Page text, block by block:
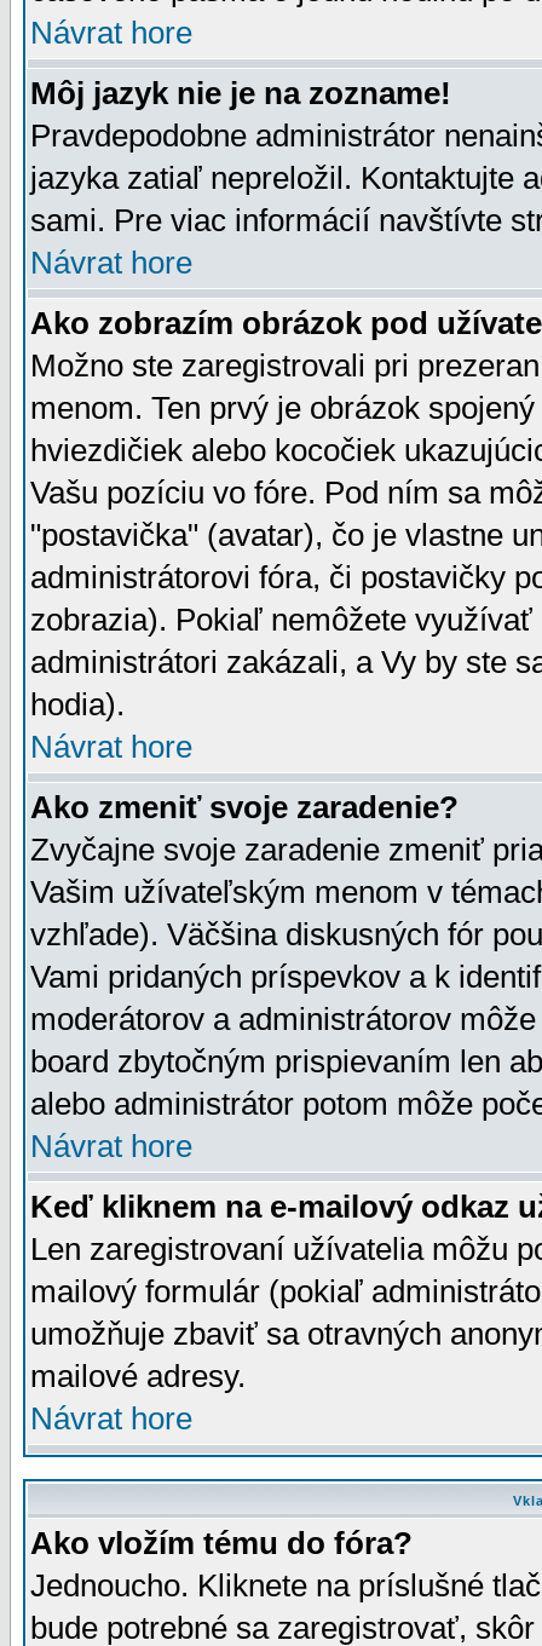
Návrat hore
Môj jazyk nie je na zozname!
Pravdepodobne administrátor
jazyka zatiaľ nepreložil. Kontaktujte
sami. Pre viac informácií navštívte
Návrat hore
Ako zobrazím obrázok pod
Možno ste zaregistrovali pri
menom. Ten prvý je obrázok
hviezdičiek alebo kocočiek
Vašu pozíciu vo fóre. Pod ním sa
"postavička" (avatar), čo je vlastne
administrátorovi fóra, či postavičky
zobrazia). Pokiaľ nemôžete
administrátori zakázali, a Vy by ste
hodia).
Návrat hore
Ako zmeniť svoje zaradenie?
Zvyčajne svoje zaradenie zmeniť
Vašim užívateľským menom v
vzhľade). Väčšina diskusných fór
Vami pridaných príspevkov a k
moderátorov a administrátorov
board zbytočným prispievaním len
alebo administrátor potom môže
Návrat hore
Keď kliknem na e-mailový odkaz
Len zaregistrovaní užívatelia môžu
mailový formulár (pokiaľ
umožňuje zbaviť sa otravných
mailové adresy.
Návrat hore
Ako vložím tému do fóra?
Jednoucho. Kliknete na príslušné
bude potrebné sa zaregistrovať,